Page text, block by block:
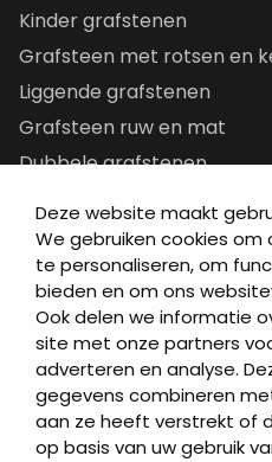
Deze website maakt
We gebruiken cookies
te personaliseren, om
bieden en om ons
Ook delen we informatie
site met onze partners
adverteren en analyse.
gegevens combineren
aan ze heeft verstrekt of
op basis van uw gebruik
Kinder grafstenen
Grafsteen met rotsen en
Liggende grafstenen
Grafsteen ruw en mat
Dubbele grafstenen
Letterplaten
Grafzerken kopen
Direct naar
Grafstenen
As artikelen
Urngrafmonumenten